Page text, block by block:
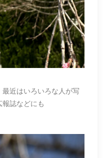
近はいろいろな人が写
誌などにも